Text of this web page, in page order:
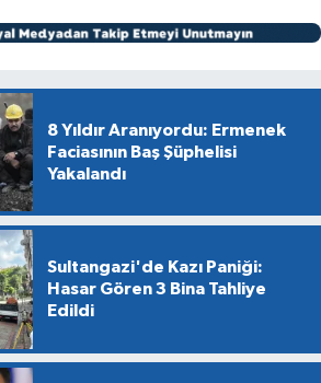
8 Yıldır Aranıyordu: Ermenek
Faciasının Baş Şüphelisi
Yakalandı
Sultangazi'de Kazı Paniği:
Hasar Gören 3 Bina Tahliye
Edildi